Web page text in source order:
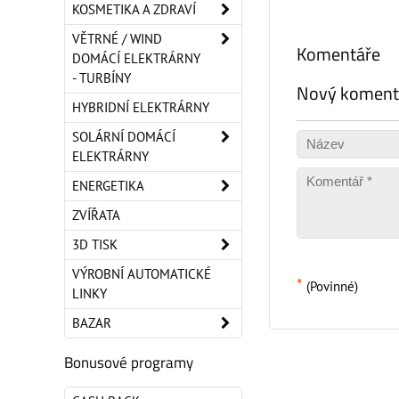
Komentáře
Nový
* (Povinné)
KOSMETIKA A ZDRAVÍ
VĚTRNÉ / WIND
DOMÁCÍ ELEKTRÁRNY
- TURBÍNY
HYBRIDNÍ ELEKTRÁRNY
SOLÁRNÍ DOMÁCÍ
ELEKTRÁRNY
ENERGETIKA
ZVÍŘATA
3D TISK
VÝROBNÍ AUTOMATICKÉ
LINKY
BAZAR
Bonusové programy